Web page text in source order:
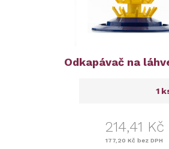
Odkapávač na
214,41 Kč
177,20 Kč bez DPH